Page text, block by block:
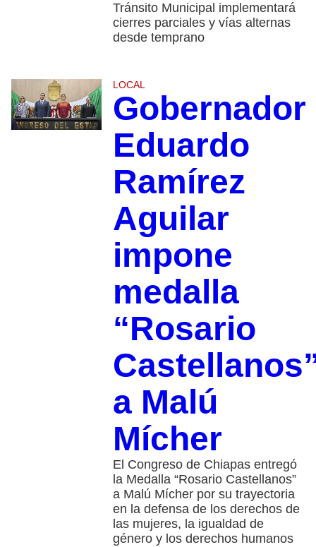
Tránsito Municipal implementará
cierres parciales y vías alternas
desde temprano
LOCAL
Gobernador
Eduardo
Ramírez
Aguilar
impone
medalla
“Rosario
a Malú
Mícher
El Congreso de Chiapas entregó
la Medalla “Rosario Castellanos”
a Malú Mícher por su trayectoria
en la defensa de los derechos de
las mujeres, la igualdad de
género y los derechos humanos